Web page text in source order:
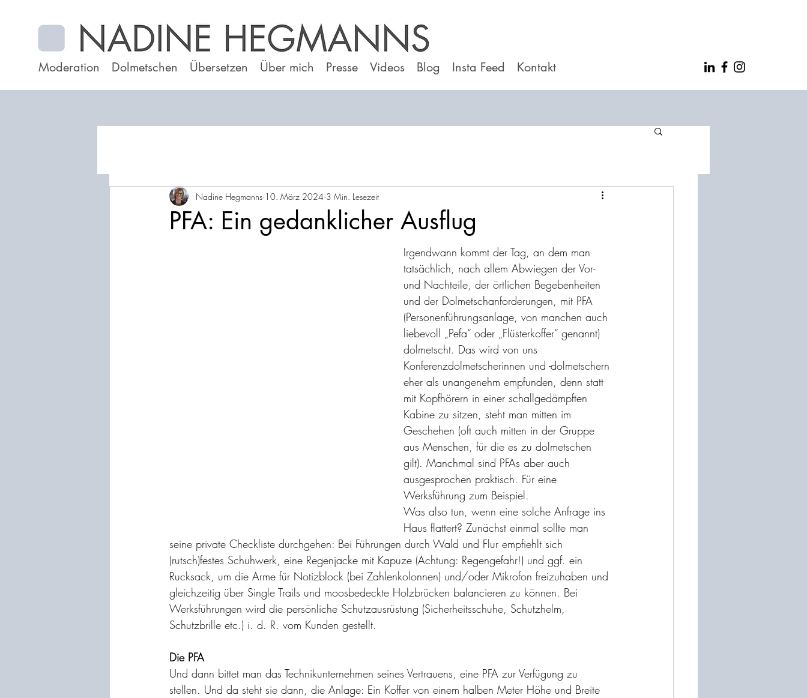
Moderation Dolmetschen Übersetzen Über mich Presse Videos Blog Insta Feed Kontakt
PFA: Ein gedanklicher Ausflug
Nadine Hegmanns 10. März 2024 3 Min. Lesezeit
Irgendwann kommt der Tag, an dem man
tatsächlich, nach allem Abwiegen der Vor-
und Nachteile, der örtlichen Begebenheiten
und der Dolmetschanforderungen, mit PFA
(Personenführungsanlage, von manchen auch
liebevoll „Pefa“ oder „Flüsterkoffer“ genannt)
dolmetscht. Das wird von uns
Konferenzdolmetscherinnen und -dolmetschern
eher als unangenehm empfunden, denn statt
mit Kopfhörern in einer schallgedämpften
Kabine zu sitzen, steht man mitten im
Geschehen (oft auch mitten in der Gruppe
aus Menschen, für die es zu dolmetschen
gilt). Manchmal sind PFAs aber auch
ausgesprochen praktisch. Für eine
Werksführung zum Beispiel.
Was also tun, wenn eine solche Anfrage ins
Haus flattert? Zunächst einmal sollte man
seine private Checkliste durchgehen: Bei Führungen durch Wald und Flur empfiehlt sich
(rutsch)festes Schuhwerk, eine Regenjacke mit Kapuze (Achtung: Regengefahr!) und ggf. ein
Rucksack, um die Arme für Notizblock (bei Zahlenkolonnen) und/oder Mikrofon freizuhaben und
gleichzeitig über Single Trails und moosbedeckte Holzbrücken balancieren zu können. Bei
Werksführungen wird die persönliche Schutzausrüstung (Sicherheitsschuhe, Schutzhelm,
Schutzbrille etc.) i. d. R. vom Kunden gestellt.
Die PFA
Und dann bittet man das Technikunternehmen seines Vertrauens, eine PFA zur Verfügung zu
stellen. Und da steht sie dann, die Anlage: Ein Koffer von einem halben Meter Höhe und Breite